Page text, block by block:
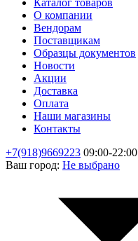
Каталог товаров
О компании
Вендорам
Поставщикам
Образцы документов
Новости
Акции
Доставка
Оплата
Наши магазины
Контакты
+7(918)9669223 09:00-22:00
Ваш город: Не выбрано